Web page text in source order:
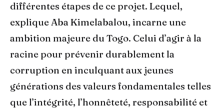
différentes étapes de ce projet. Lequel,
explique Aba Kimelabalou, incarne une
ambition majeure du Togo. Celui d’agir à la
racine pour prévenir durablement la
corruption en inculquant aux jeunes
générations des valeurs fondamentales telles
que l’intégrité, l’honnêteté, responsabilité et